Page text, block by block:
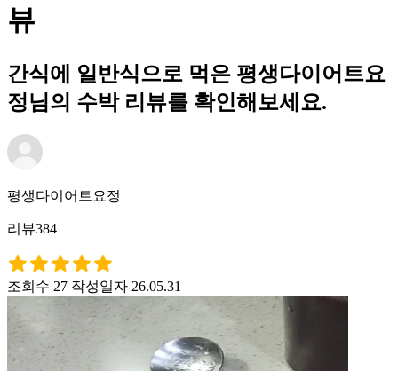
뷰
간식에 일반식으로 먹은 평생다이어트요
정님의 수박 리뷰를 확인해보세요.
평생다이어트요정
리뷰384
조회수 27 작성일자 26.05.31